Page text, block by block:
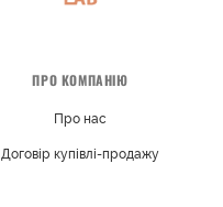
ПРО КОМПАНІЮ
Про нас
Договір купівлі-продажу